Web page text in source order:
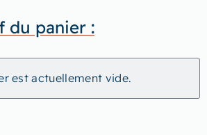
du panier :
est actuellement vide.